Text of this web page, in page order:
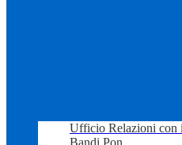
Ufficio Relazioni con